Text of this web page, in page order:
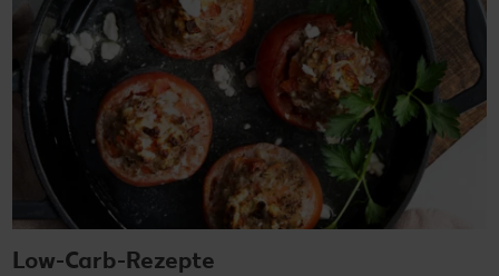
Low-Carb-Rezepte